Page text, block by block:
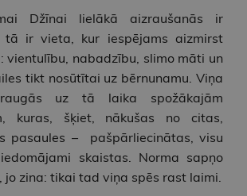
Džīnai lielākā aizraušanās ir
tā ir vieta, kur iespējams aizmirst
vientulību, nabadzību, slimo māti un
tikt nosūtītai uz bērnunamu. Viņa
uz tā laika spožākajām
kuras, šķiet, nākušas no citas,
pasaules – pašpārliecinātas, visu
skaistas. Norma sapņo
jo zina: tikai tad viņa spēs rast laimi.